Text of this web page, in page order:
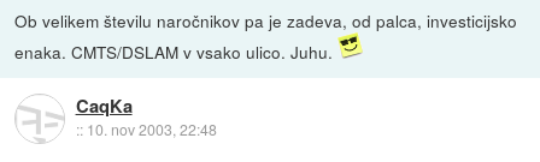
Ob velikem številu naročnikov pa je zadeva, od palca, investicijsko
enaka. CMTS/DSLAM v vsako ulico. Juhu.
CaqKa
:: 10. nov 2003, 22:48